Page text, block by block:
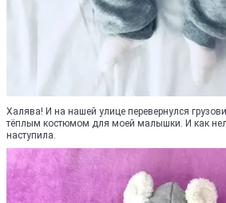
Халява! И на нашей улице перевернулся
тёплым костюмом для моей малышки. И как
наступила.